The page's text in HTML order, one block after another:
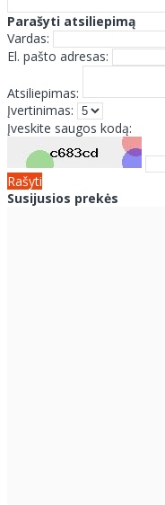
Parašyti atsiliepimą
Vardas:
El. pašto adresas:
Atsiliepimas:
Įvertinimas:
Įveskite saugos kodą:
Rašyti
Susijusios prekės